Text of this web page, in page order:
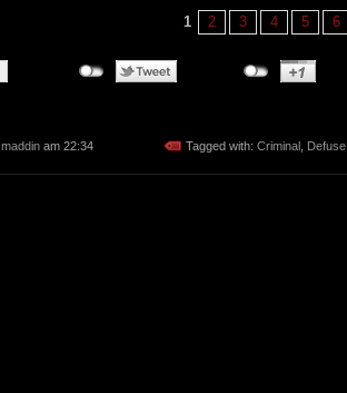
1 2 3 4 5 6
maddin am 22:34 Tagged with: Criminal